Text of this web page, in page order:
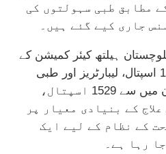
مطابق طبی سہولتوں کی
جاری کیے گئے ہیں۔
ہیلتھ کیئر کمیشن کے
ساتھ مجموعی طور پر 1540 اسپتال، لیبارٹریز اور طبی
مراکز رجسٹرڈ ہیں، تاہم ان میں سے 1529 اسپتال،
کے بنیادی معیار پر
کے نظام کے لیے ایک
رہا ہے۔